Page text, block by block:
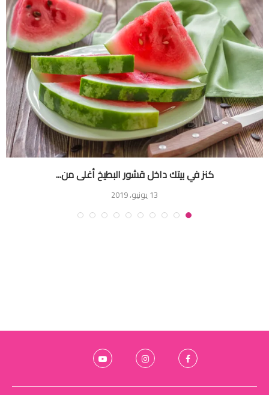
كنز في بيتك داخل قشور البطيخ أغلى من...
13 يونيو، 2019